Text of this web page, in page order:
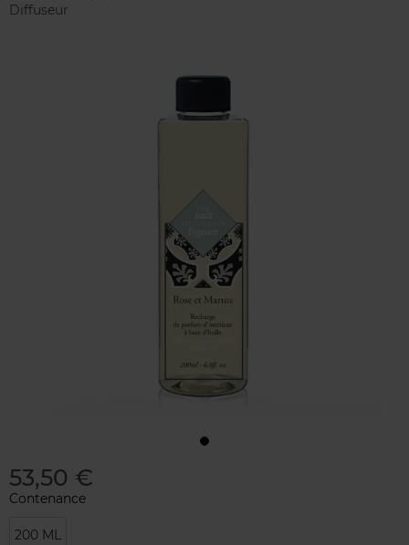
Diffuseur
53,50 €
Contenance
200 ML